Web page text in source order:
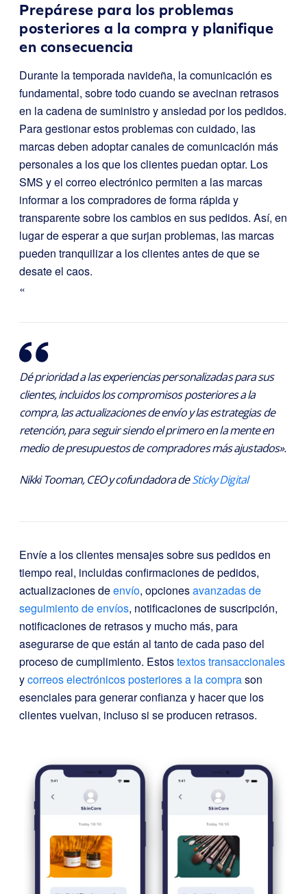
Prepárese para los problemas
posteriores a la compra y planifique
en consecuencia
Durante la temporada navideña, la comunicación es
fundamental, sobre todo cuando se avecinan retrasos
en la cadena de suministro y ansiedad por los pedidos.
Para gestionar estos problemas con cuidado, las
marcas deben adoptar canales de comunicación más
personales a los que los clientes puedan optar. Los
SMS y el correo electrónico permiten a las marcas
informar a los compradores de forma rápida y
transparente sobre los cambios en sus pedidos. Así, en
lugar de esperar a que surjan problemas, las marcas
pueden tranquilizar a los clientes antes de que se
desate el caos.
«
Dé prioridad a las experiencias personalizadas para sus
clientes, incluidos los compromisos posteriores a la
compra, las actualizaciones de envío y las estrategias de
retención, para seguir siendo el primero en la mente en
medio de presupuestos de compradores más ajustados».
Nikki Tooman, CEO y cofundadora deSticky Digital
Envíe a los clientes mensajes sobre sus pedidos en
tiempo real, incluidas confirmaciones de pedidos,
actualizaciones deenvío, opcionesavanzadas de
seguimiento de envíos, notificaciones de suscripción,
notificaciones de retrasos y mucho más, para
asegurarse de que están al tanto de cada paso del
proceso de cumplimiento. Estostextos transaccionales
ycorreos electrónicos posteriores a la comprason
esenciales para generar confianza y hacer que los
clientes vuelvan, incluso si se producen retrasos.